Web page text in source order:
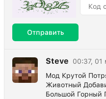
Отправить
Steve
00:37, 01
Мод Крутой
Животный
Большой Горный